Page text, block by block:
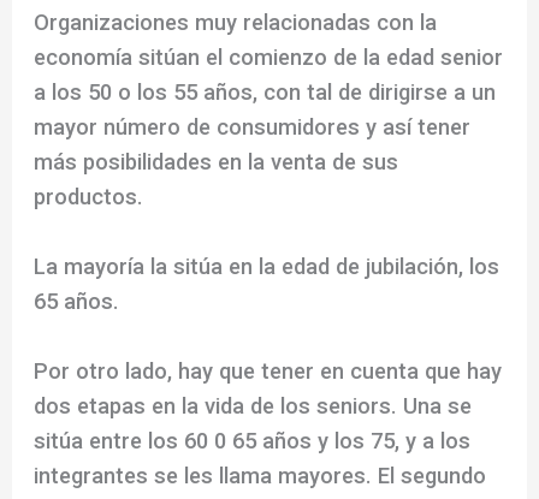
Organizaciones muy relacionadas con la
economía sitúan el comienzo de la edad senior
a los 50 o los 55 años, con tal de dirigirse a un
mayor número de consumidores y así tener
más posibilidades en la venta de sus
productos.
La mayoría la sitúa en la edad de jubilación, los
65 años.
Por otro lado, hay que tener en cuenta que hay
dos etapas en la vida de los seniors. Una se
sitúa entre los 60 0 65 años y los 75, y a los
integrantes se les llama mayores. El segundo